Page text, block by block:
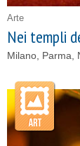
Arte
Nei templi
Milano, Parma,